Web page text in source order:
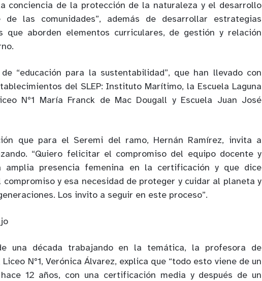
conciencia de la protección de la naturaleza y el desarrollo
de las comunidades”, además de desarrollar estrategias
que aborden elementos curriculares, de gestión y relación
“educación para la sustentabilidad”, que han llevado con
del SLEP: Instituto Marítimo, la Escuela Laguna
N°1 María Franck de Mac Dougall y Escuela Juan José
que para el Seremi del ramo, Hernán Ramírez, invita a
“Quiero felicitar el compromiso del equipo docente y
amplia presencia femenina en la certificación y que dice
compromiso y esa necesidad de proteger y cuidar al planeta y
Los invito a seguir en este proceso”.
una década trabajando en la temática, la profesora de
N°1, Verónica Álvarez, explica que “todo esto viene de un
12 años, con una certificación media y después de un